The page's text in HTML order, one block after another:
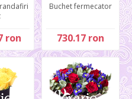
ron
Buchet fermecator
730.17 ron